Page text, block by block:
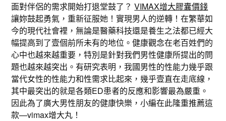
面對伴侶的需求開始打退堂鼓了？VIMAX增大膠囊價錢
讓妳鼓起勇氣，重新征服她！實現男人的逆轉！在繁華如
今的現代社會裡，無論是醫藥科技還是養生之法都已經大
幅提高到了壹個前所未有的地位。健康觀念在老百姓們的
心中也越來越重要，特別是針對我們男性健康所提出的問
題也越來越突出。有研究表明，我國男性的性能力幾乎跟
當代女性的性能力和性需求比起來，幾乎壹直在走底線，
其中最突出的就是各類ED患者的反應和影響最為嚴重。
因此為了廣大男性朋友的健康快樂，小編在此隆重推薦這
款—vimax增大丸！